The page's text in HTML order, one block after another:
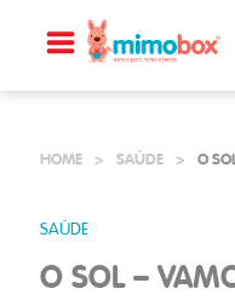
HOME > SAÚDE > O
SAÚDE
O SOL –